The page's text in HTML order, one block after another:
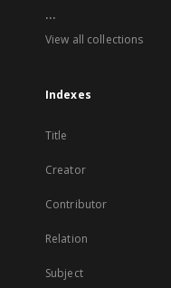
...
View all collections
Indexes
Title
Creator
Contributor
Relation
Subject